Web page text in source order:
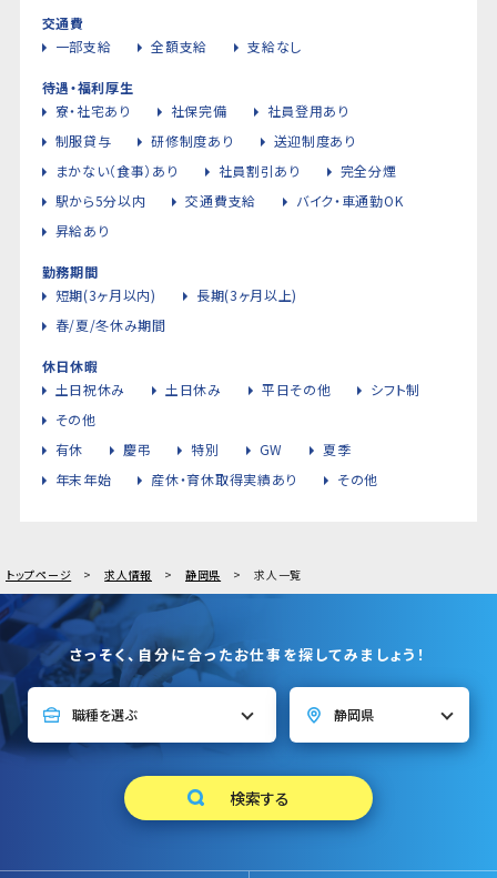
交通費
一部支給
全額支給 支給なし
待遇・福利厚生
寮・社宅あり
社保完備
社員登用あり
制服貸与
研修制度あり
送迎制度あり
まかない（食事）あり
社員割引あり
完全分煙
駅から5分以内
交通費支給
バイク・車通勤OK
昇給あり
勤務期間
短期(3ヶ月以内)
長期(3ヶ月以上)
春/夏/冬休み期間
休日休暇
土日祝休み
土日休み 平日その他
シフト制
その他
有休
慶弔 特別 GW
夏季
年末年始
産休・育休取得実績あり その他
トップページ 求人情報 静岡県 求人一覧
さっそく、自分に合ったお仕事を探してみましょう！